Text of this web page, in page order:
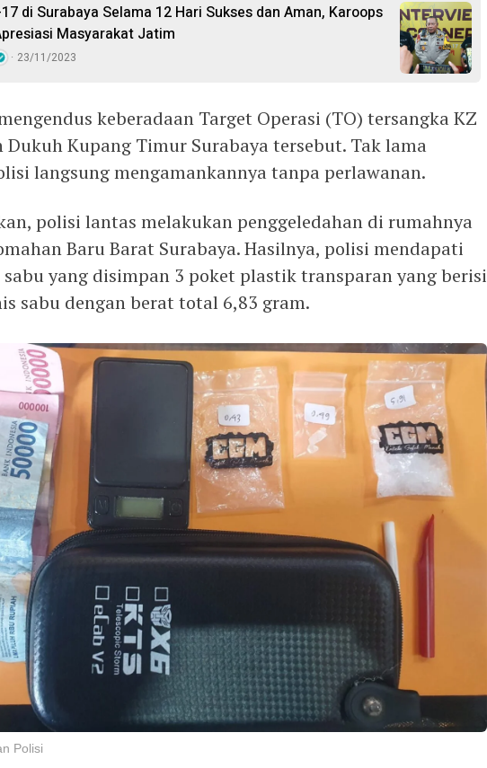
di Surabaya Selama 12 Hari Sukses dan Aman, Karoops
Masyarakat Jatim
23/11/2023
keberadaan Target Operasi (TO) tersangka KZ
Dukuh Kupang Timur Surabaya tersebut. Tak lama
langsung mengamankannya tanpa perlawanan.
polisi lantas melakukan penggeledahan di rumahnya
Baru Barat Surabaya. Hasilnya, polisi mendapati
yang disimpan 3 poket plastik transparan yang berisi
sabu dengan berat total 6,83 gram.
Polisi